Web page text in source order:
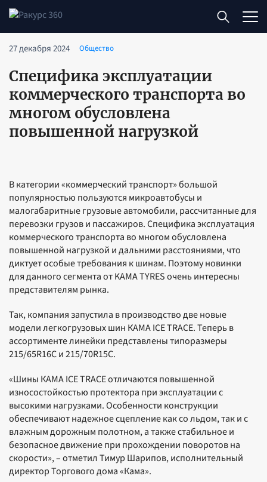
27 декабря 2024 Общество
Специфика эксплуатации
коммерческого транспорта во
многом обусловлена
повышенной нагрузкой
В категории «коммерческий транспорт» большой
популярностью пользуются микроавтобусы и
малогабаритные грузовые автомобили, рассчитанные для
перевозки грузов и пассажиров. Специфика эксплуатация
коммерческого транспорта во многом обусловлена
повышенной нагрузкой и дальними расстояниями, что
диктует особые требования к шинам. Поэтому новинки
для данного сегмента от KAMA TYRES очень интересны
представителям рынка.
Так, компания запустила в производство две новые
модели легкогрузовых шин КАМА ICE TRACE. Теперь в
ассортименте линейки представлены типоразмеры
215/65R16С и 215/70R15С.
«Шины КАМА ICE TRACE отличаются повышенной
износостойкостью протектора при эксплуатации с
высокими нагрузками. Особенности конструкции
обеспечивают надежное сцепление как со льдом, так и с
влажным дорожным полотном, а также стабильное и
безопасное движение при прохождении поворотов на
скорости», – отметил Тимур Шарипов, исполнительный
директор Торгового дома «Кама».